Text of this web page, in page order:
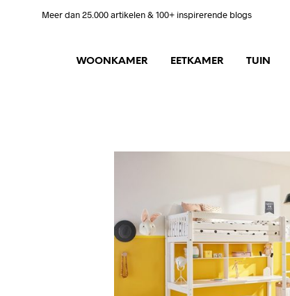
Meer dan 25.000 artikelen & 100+ inspirerende blogs
WOONKAMER EETKAMER TUIN